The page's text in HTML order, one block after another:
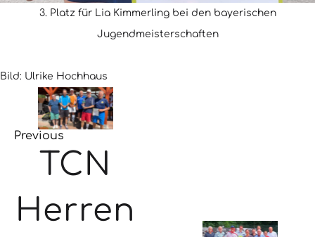
3. Platz für Lia Kimmerling bei den bayerischen
Jugendmeisterschaften
Bild: Ulrike Hochhaus
Previous
TCN
Herren